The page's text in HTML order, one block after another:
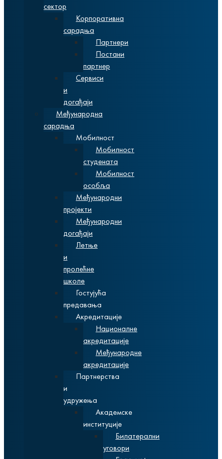
сектор
Корпоративна
сарадња
Партнери
Постани
партнер
Сервиси
и
догађаји
Међународна
сарадња
Мобилност
Мобилност
студената
Мобилност
особља
Међународни
пројекти
Међународни
догађаји
Летње
и
пролећне
школе
Гостујућа
предавања
Акредитације
Националне
акредитације
Међународне
акредитације
Партнерства
и
удружења
Академске
институције
Билатерални
уговори